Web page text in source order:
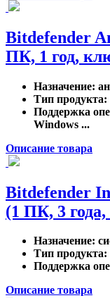
Bitdefender
ПК, 1 год,
Назначение:
Тип продукта:
Поддержка
Windows ...
Описание товара
Bitdefender
(1 ПК, 3 года,
Назначение:
Тип продукта:
Поддержка
Описание товара